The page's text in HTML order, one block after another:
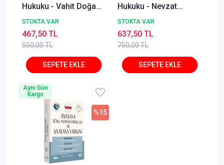
Hukuku - Vahit Doğan,
Alper Çağrı Yılmaz,
Lale Ayhan İzmirli
STOKTA VAR
550,00 TL
467,50 TL
Hukuku - Nevzat
Toroslu, Haluk Toroslu
Metin Feyzioğlu Eylül
2025
STOKTA VAR
750,00 TL
637,50 TL
%15
Aynı Gün
Kargo